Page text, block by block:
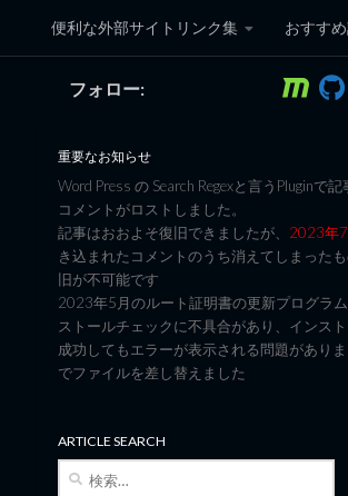
コンテンツへスキップ
便利な外部サイトリンク集 おすす
黒翼猫のコン
フォロー:
重要なお知らせ
Word Press の Search Regexと言うPluginで
コメントがロストしました。
記事はおおよそ復旧できましたが、 2023年
き込まれたコメントのうち消えてしまった
旧が不可能です
2023年5月のルート証明書の更新プログラ
ストールチェックに不具合があり、インス
成功してもエラーが表示される問題があり
でファイルを差し替えました
ARTICLE SEARCH